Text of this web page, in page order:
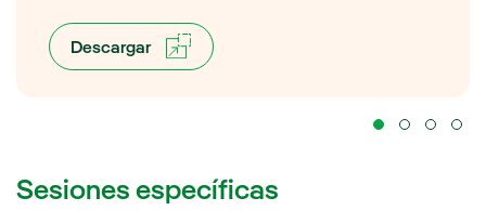
Descargar
Sesiones específicas